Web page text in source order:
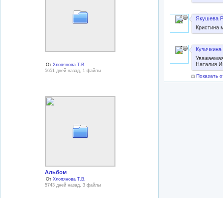
От Хлопянова Т.В.
5651 дней назад, 1 файлы
Альбом
От Хлопянова Т.В.
5743 дней назад, 3 файлы
Якушева
Кристина
Наталия
Показать